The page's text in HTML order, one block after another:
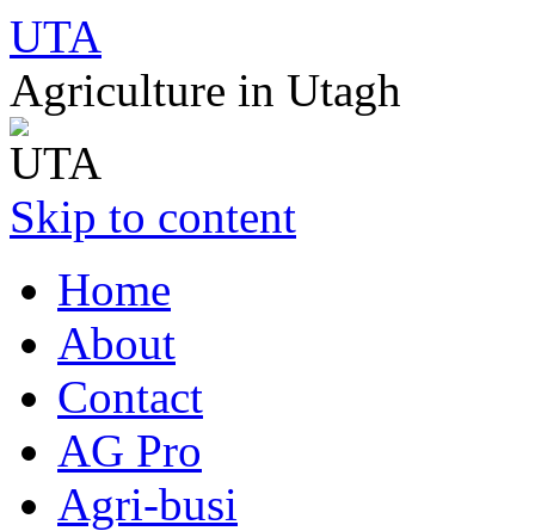
UTA
Agriculture in Utagh
Skip to content
Home
About
Contact
AG Pro
Agri-busi